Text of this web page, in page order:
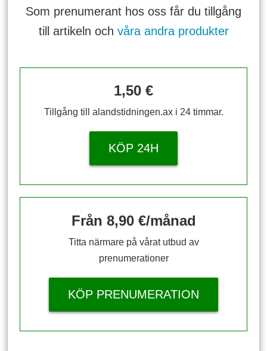
Som prenumerant hos oss får du tillgång
till artikeln och våra andra produkter
1,50 €
Tillgång till alandstidningen.ax i 24 timmar.
KÖP 24H
Från 8,90 €/månad
Titta närmare på vårat utbud av
prenumerationer
KÖP PRENUMERATION